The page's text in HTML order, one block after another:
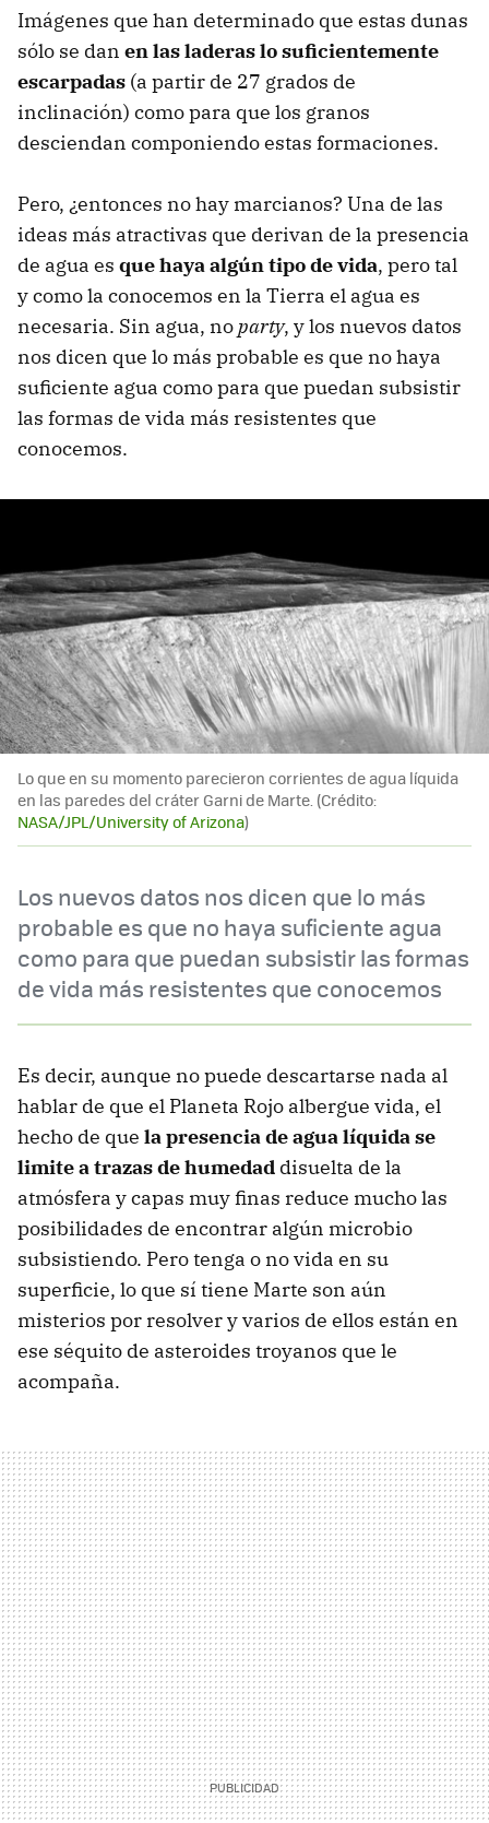
Imágenes que han determinado que estas dunas
sólo se dan en las laderas lo suficientemente
escarpadas (a partir de 27 grados de
inclinación) como para que los granos
desciendan componiendo estas formaciones.
Pero, ¿entonces no hay marcianos? Una de las
ideas más atractivas que derivan de la presencia
de agua es que haya algún tipo de vida, pero tal
y como la conocemos en la Tierra el agua es
necesaria. Sin agua, noparty, y los nuevos datos
nos dicen que lo más probable es que no haya
suficiente agua como para que puedan subsistir
las formas de vida más resistentes que
conocemos.
Lo que en su momento parecieron corrientes de agua líquida
en las paredes del cráter Garni de Marte. (Crédito:
NASA/JPL/University of Arizona)
Los nuevos datos nos dicen que lo más
probable es que no haya suficiente agua
como para que puedan subsistir las formas
de vida más resistentes que conocemos
Es decir, aunque no puede descartarse nada al
hablar de que el Planeta Rojo albergue vida, el
hecho de que la presencia de agua líquida se
limite a trazas de humedad disuelta de la
atmósfera y capas muy finas reduce mucho las
posibilidades de encontrar algún microbio
subsistiendo. Pero tenga o no vida en su
superficie, lo que sí tiene Marte son aún
misterios por resolver y varios de ellos están en
ese séquito de asteroides troyanos que le
acompaña.